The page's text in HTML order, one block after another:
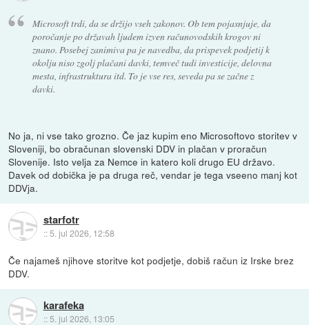
Microsoft trdi, da se držijo vseh zakonov. Ob tem pojasnjuje, da
poročanje po državah ljudem izven računovodskih krogov ni
znano. Posebej zanimiva pa je navedba, da prispevek podjetij k
okolju niso zgolj plačani davki, temveč tudi investicije, delovna
mesta, infrastruktura itd. To je vse res, seveda pa se začne z
davki.
No ja, ni vse tako grozno. Če jaz kupim eno Microsoftovo storitev v
Sloveniji, bo obračunan slovenski DDV in plačan v proračun
Slovenije. Isto velja za Nemce in katero koli drugo EU državo.
Davek od dobička je pa druga reč, vendar je tega vseeno manj kot
DDVja.
starfotr
::5. jul 2026, 12:58
Če najameš njihove storitve kot podjetje, dobiš račun iz Irske brez
DDV.
karafeka
:: 5. jul 2026, 13:05